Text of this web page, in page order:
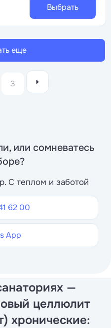
Выбрать
еще
3
или сомневатесь
С теплом и заботой
62 00
App
—
целлюлит
хронические: